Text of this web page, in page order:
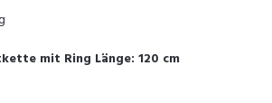
mit Ring Länge: 120 cm